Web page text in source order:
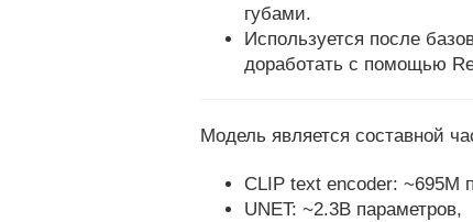
губами.
Используется после
доработать с помощью
Модель является составной
CLIP text encoder: ~695M
UNET: ~2.3B параметров,